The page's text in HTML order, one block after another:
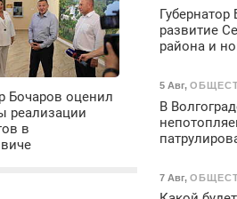
Бочаров оценил
реализации
в
развитие
района и
5 Авг,
В
7 Авг,